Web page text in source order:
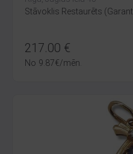
Stāvoklis Restaurēts
217.00 €
No 9.87€/mēn.